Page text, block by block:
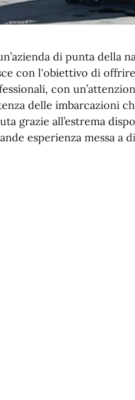
di punta della
con l'obiettivo di
con
delle imbarcazioni
grazie all’estrema
esperienza messa